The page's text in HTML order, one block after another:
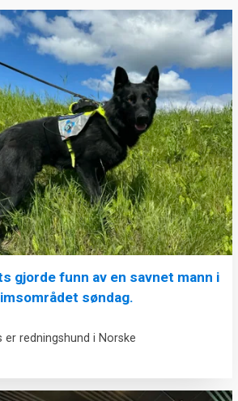
gjorde funn av en savnet mann i
søndag.
redningshund i Norske